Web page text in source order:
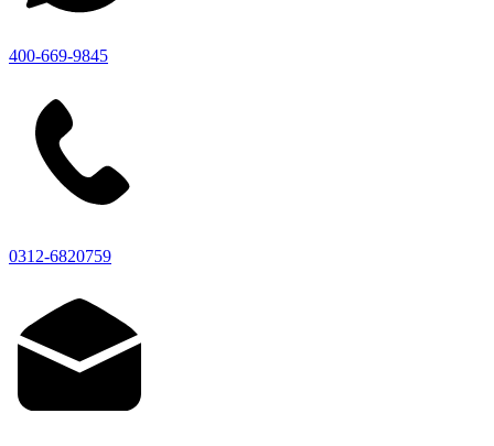
400-669-9845
0312-6820759